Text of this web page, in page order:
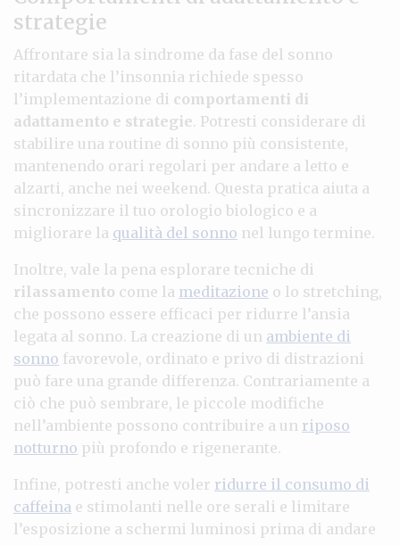
strategie
Affrontare sia la sindrome da fase del sonno
ritardata che l’insonnia richiede spesso
l’implementazione di comportamenti di
adattamento e strategie. Potresti considerare di
stabilire una routine di sonno più consistente,
mantenendo orari regolari per andare a letto e
alzarti, anche nei weekend. Questa pratica aiuta a
sincronizzare il tuo orologio biologico e a
migliorare la qualità del sonno nel lungo termine.
Inoltre, vale la pena esplorare tecniche di
rilassamento come la meditazione o lo stretching,
che possono essere efficaci per ridurre l’ansia
legata al sonno. La creazione di un ambiente di
sonno favorevole, ordinato e privo di distrazioni
può fare una grande differenza. Contrariamente a
ciò che può sembrare, le piccole modifiche
nell’ambiente possono contribuire a un riposo
notturno più profondo e rigenerante.
Infine, potresti anche voler ridurre il consumo di
caffeina e stimolanti nelle ore serali e limitare
l’esposizione a schermi luminosi prima di andare